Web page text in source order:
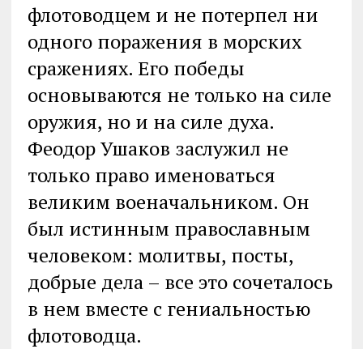
флотоводцем и не потерпел ни
одного поражения в морских
сражениях. Его победы
основываются не только на силе
оружия, но и на силе духа.
Феодор Ушаков заслужил не
только право именоваться
великим военачальником. Он
был истинным православным
человеком: молитвы, посты,
добрые дела – все это сочеталось
в нем вместе с гениальностью
флотоводца.